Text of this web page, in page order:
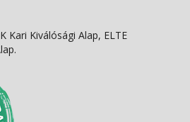
Kari Kiválósági Alap, ELTE